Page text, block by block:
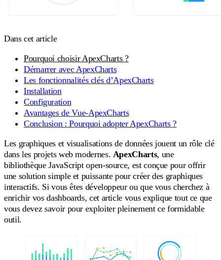
Dans cet article
Pourquoi choisir ApexCharts ?
Démarrer avec ApexCharts
Les fonctionnalités clés d’ApexCharts
Installation
Configuration
Avantages de Vue-ApexCharts
Conclusion : Pourquoi adopter ApexCharts ?
Les graphiques et visualisations de données jouent un rôle clé
dans les projets web modernes. ApexCharts, une
bibliothèque JavaScript open-source, est conçue pour offrir
une solution simple et puissante pour créer des graphiques
interactifs. Si vous êtes développeur ou que vous cherchez à
enrichir vos dashboards, cet article vous explique tout ce que
vous devez savoir pour exploiter pleinement ce formidable
outil.